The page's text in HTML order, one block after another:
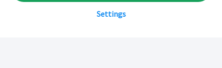
Settings